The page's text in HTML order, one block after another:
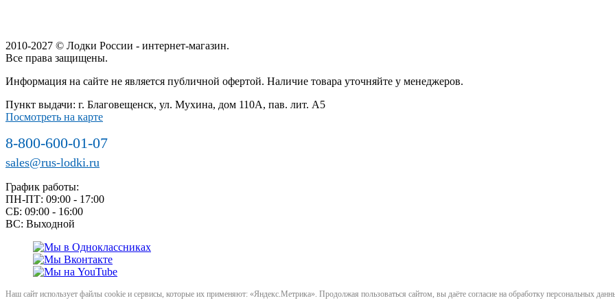
2010-2027 © Лодки России - интернет-магазин.
Все права защищены.
Информация на сайте не является публичной офертой. Наличие товара уточняйте у менеджеров.
Пункт выдачи: г. Благовещенск, ул. Мухина, дом 110А, пав. лит. А5
Посмотреть на карте
8-800-600-01-07
sales@rus-lodki.ru
График работы:
ПН-ПТ: 09:00 - 17:00
СБ: 09:00 - 16:00
ВС: Выходной
Наш сайт использует файлы cookie и сервисы, которые их применяют: «Яндекс.Метрика». Продолжая пользоваться сайтом, вы даёте согласие на обработку персональных